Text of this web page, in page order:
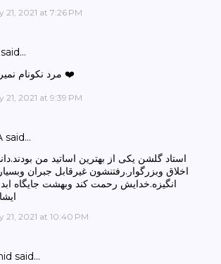
21, 2021 at 7:26 PM
said…
مرد نکونام نمیرد هرگز ❤️
21, 2021 at 9:39 PM
said…
استاد گلشن یکی از بهترین اساتید من
اخلاق وبزرگوار.رفتنشون غیرقابل جبران
21, 2021 at 10:40 PM
said…